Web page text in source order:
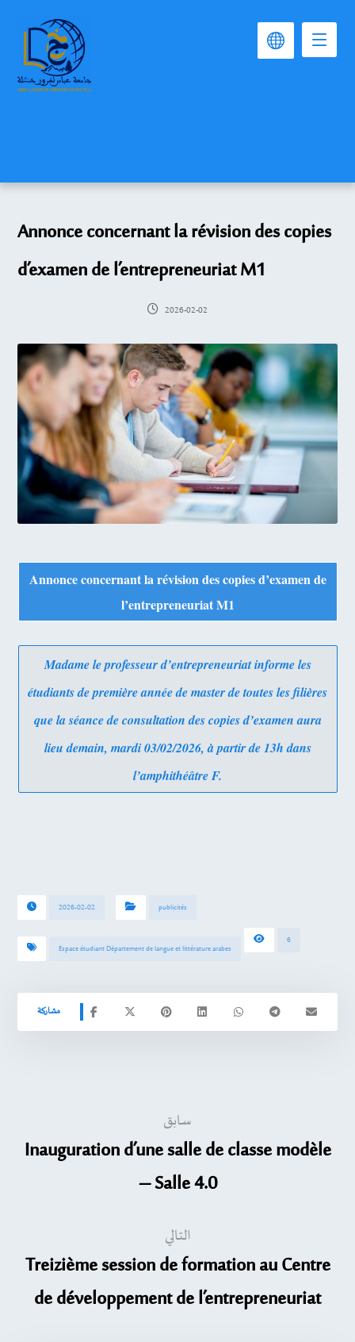
Annonce concernant la révision des copies
d’examen de l’entrepreneuriat M1
2026-02-02
Annonce concernant la révision des copies d’examen de
l’entrepreneuriat M1
Madame le professeur d’entrepreneuriat informe les
étudiants de première année de master de toutes les filières
que la séance de consultation des copies d’examen aura
lieu demain, mardi 03/02/2026, à partir de 13h dans
l’amphithéâtre F.
2026-02-02 publicités
Espace étudiant Département de langue et littérature arabes
6
سابق
Inauguration d’une salle de classe modèle
– Salle 4.0
التالي
Treizième session de formation au Centre
de développement de l’entrepreneuriat